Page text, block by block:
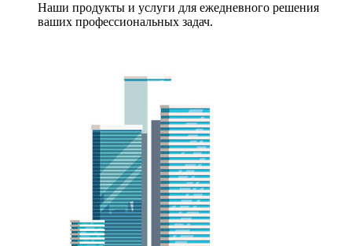
Наши продукты и услуги для ежедневного решения
ваших профессиональных задач.